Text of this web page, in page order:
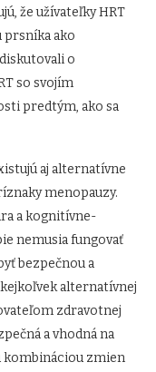
že užívateľky HRT
ako
o
so svojím
predtým, ako sa
aj alternatívne
menopauzy.
a kognitívne-
nemusia fungovať
bezpečnou a
alternatívnej
zdravotnej
a vhodná na
kombináciou zmien